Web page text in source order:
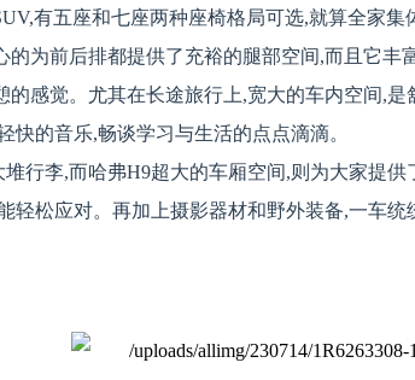
有五座和七座两种座椅格局可选,就算全家
的为前后排都提供了充裕的腿部空间,而且它丰
的感觉。尤其在长途旅行上,宽大的车内空间,
快的音乐,畅谈学习与生活的点点滴滴。
行李,而哈弗H9超大的车厢空间,则为大家提
轻松应对。再加上摄影器材和野外装备,一车